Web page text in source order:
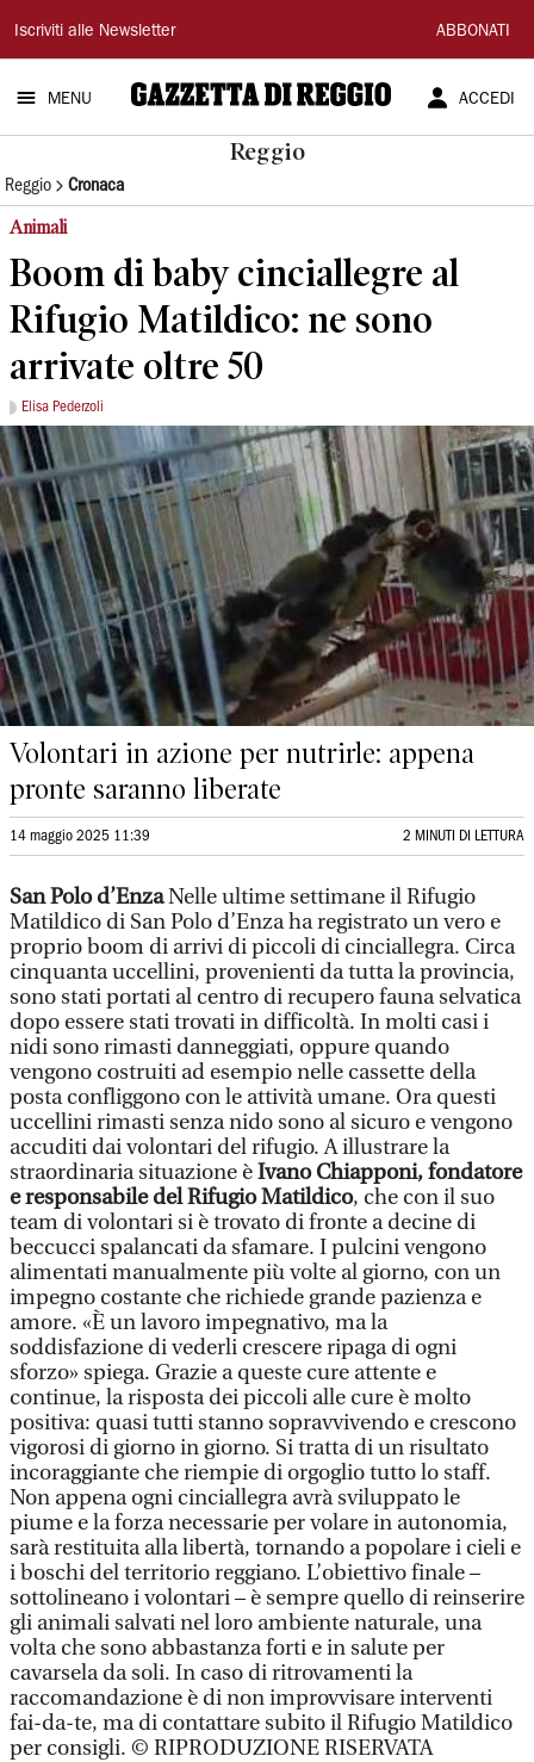
Gazzetta
di
Reggio
Iscriviti alle Newsletter ABBONATI
MENU ACCEDI
Reggio
Reggio Cronaca
Animali
Boom di baby cinciallegre al
Rifugio Matildico: ne sono
arrivate oltre 50
Elisa Pederzoli
Volontari in azione per nutrirle: appena
pronte saranno liberate
14 maggio 2025 11:39 2 MINUTI DI LETTURA
San Polo d’EnzaNelle ultime settimane il Rifugio
Matildico di San Polo d’Enza ha registrato un vero e
proprio boom di arrivi di piccoli di cinciallegra. Circa
cinquanta uccellini, provenienti da tutta la provincia,
sono stati portati al centro di recupero fauna selvatica
dopo essere stati trovati in difficoltà. In molti casi i
nidi sono rimasti danneggiati, oppure quando
vengono costruiti ad esempio nelle cassette della
posta confliggono con le attività umane. Ora questi
uccellini rimasti senza nido sono al sicuro e vengono
accuditi dai volontari del rifugio. A illustrare la
straordinaria situazione èIvano Chiapponi, fondatore
e responsabile del Rifugio Matildico, che con il suo
team di volontari si è trovato di fronte a decine di
beccucci spalancati da sfamare. I pulcini vengono
alimentati manualmente più volte al giorno, con un
impegno costante che richiede grande pazienza e
amore. «È un lavoro impegnativo, ma la
soddisfazione di vederli crescere ripaga di ogni
sforzo» spiega. Grazie a queste cure attente e
continue, la risposta dei piccoli alle cure è molto
positiva: quasi tutti stanno sopravvivendo e crescono
vigorosi di giorno in giorno. Si tratta di un risultato
incoraggiante che riempie di orgoglio tutto lo staff.
Non appena ogni cinciallegra avrà sviluppato le
piume e la forza necessarie per volare in autonomia,
sarà restituita alla libertà, tornando a popolare i cieli e
i boschi del territorio reggiano. L’obiettivo finale –
sottolineano i volontari – è sempre quello di reinserire
gli animali salvati nel loro ambiente naturale, una
volta che sono abbastanza forti e in salute per
cavarsela da soli. In caso di ritrovamenti la
raccomandazione è di non improvvisare interventi
fai-da-te, ma di contattare subito il Rifugio Matildico
per consigli. © RIPRODUZIONE RISERVATA